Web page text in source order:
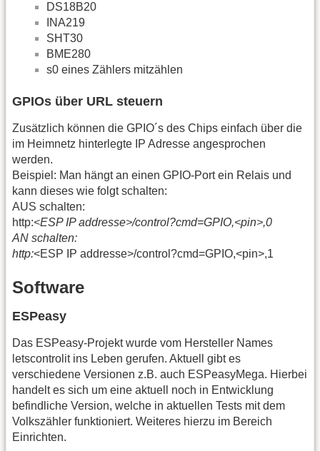
DS18B20
INA219
SHT30
BME280
s0 eines Zählers mitzählen
GPIOs über URL steuern
Zusätzlich können die GPIO´s des Chips einfach über die
im Heimnetz hinterlegte IP Adresse angesprochen
werden.
Beispiel: Man hängt an einen GPIO-Port ein Relais und
kann dieses wie folgt schalten:
AUS schalten:
http:<ESP IP addresse>/control?cmd=GPIO,<pin>,0
AN schalten:
http:<ESP IP addresse>/control?cmd=GPIO,<pin>,1
Software
ESPeasy
Das ESPeasy-Projekt wurde vom Hersteller Names
letscontrolit ins Leben gerufen. Aktuell gibt es
verschiedene Versionen z.B. auch ESPeasyMega. Hierbei
handelt es sich um eine aktuell noch in Entwicklung
befindliche Version, welche in aktuellen Tests mit dem
Volkszähler funktioniert. Weiteres hierzu im Bereich
Einrichten.